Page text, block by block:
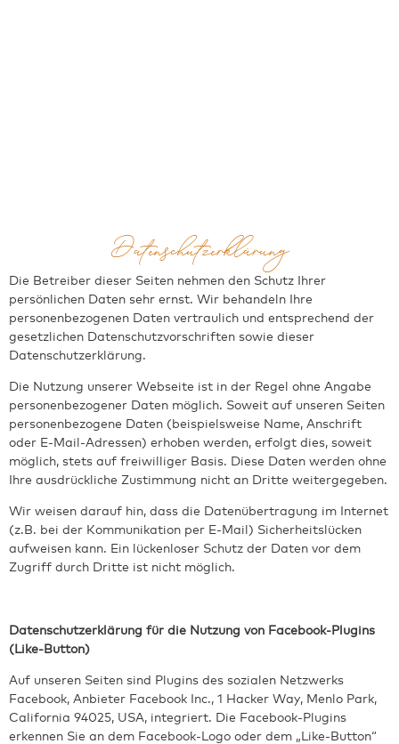
Datenschutzerklärung
Die Betreiber dieser Seiten nehmen den Schutz Ihrer
persönlichen Daten sehr ernst. Wir behandeln Ihre
personenbezogenen Daten vertraulich und entsprechend der
gesetzlichen Datenschutzvorschriften sowie dieser
Datenschutzerklärung.
Die Nutzung unserer Webseite ist in der Regel ohne Angabe
personenbezogener Daten möglich. Soweit auf unseren Seiten
personenbezogene Daten (beispielsweise Name, Anschrift
oder E-Mail-Adressen) erhoben werden, erfolgt dies, soweit
möglich, stets auf freiwilliger Basis. Diese Daten werden ohne
Ihre ausdrückliche Zustimmung nicht an Dritte weitergegeben.
Wir weisen darauf hin, dass die Datenübertragung im Internet
(z.B. bei der Kommunikation per E-Mail) Sicherheitslücken
aufweisen kann. Ein lückenloser Schutz der Daten vor dem
Zugriff durch Dritte ist nicht möglich.
Datenschutzerklärung für die Nutzung von Facebook-Plugins
(Like-Button)
Auf unseren Seiten sind Plugins des sozialen Netzwerks
Facebook, Anbieter Facebook Inc., 1 Hacker Way, Menlo Park,
California 94025, USA, integriert. Die Facebook-Plugins
erkennen Sie an dem Facebook-Logo oder dem „Like-Button“